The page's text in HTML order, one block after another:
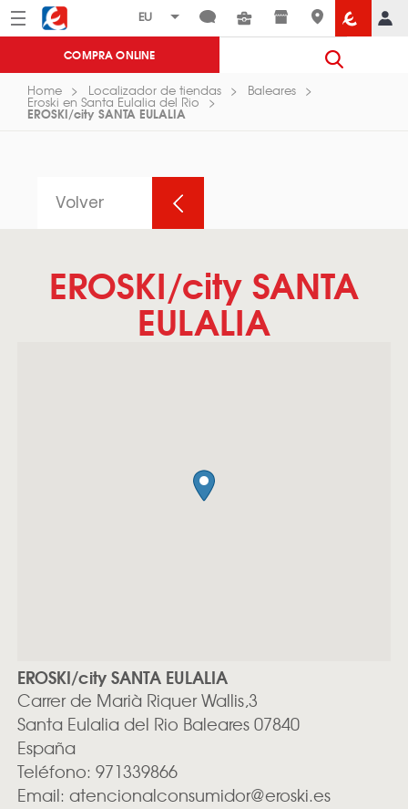
Menú Eroski
COMPRA ONLINE
Home Localizador de tiendas Baleares
Eroski en Santa Eulalia del Rio
EROSKI/city SANTA EULALIA
Volver
EROSKI/city SANTA
EULALIA
EROSKI/city SANTA EULALIA
Carrer de Marià Riquer Wallis,3
Santa Eulalia del Rio Baleares07840
España
Teléfono: 971339866
Email: atencionalconsumidor@eroski.es